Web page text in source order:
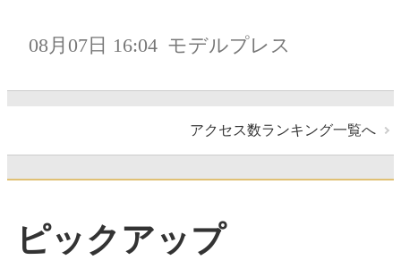
08月07日 16:04 モデルプレス
アクセス数ランキング一覧へ
ピックアップ